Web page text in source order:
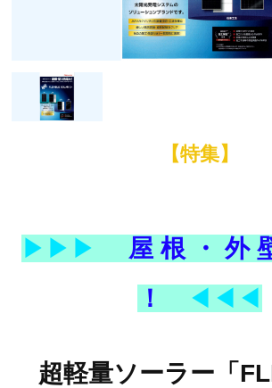
【特集】
▶▶▶
屋 根 ・ 外
！
◀◀◀
超軽量ソーラー「